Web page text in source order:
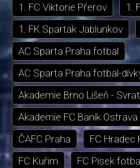
1. FC Viktorie Přerov
1.
1. FK Spartak Jablunkov
AC Sparta Praha fotbal
AC Sparta Praha fotbal-
Akademie Brno Líšeň -
Akademie FC Baník Ostrava
ČAFC Praha
FC Hradec
FC Kuřim
FC Písek